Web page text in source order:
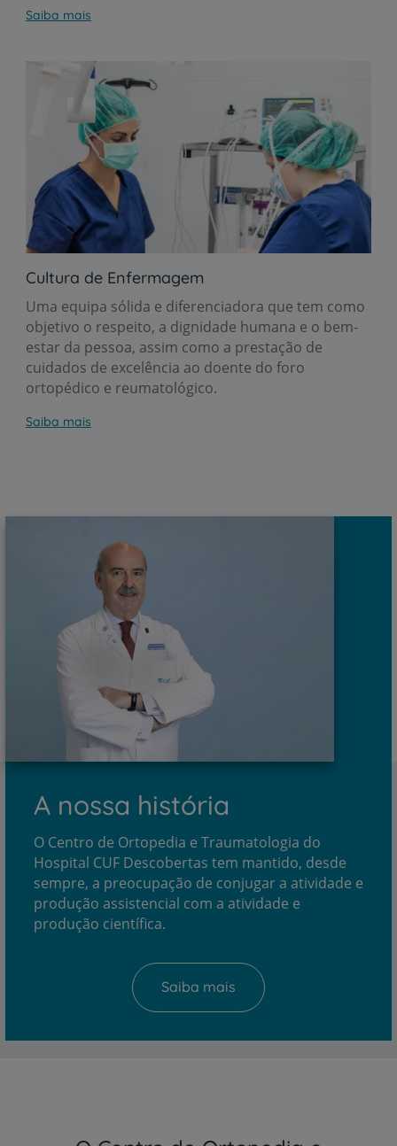
Saiba mais
Cultura de Enfermagem
Uma equipa sólida e diferenciadora que tem como
objetivo o respeito, a dignidade humana e o bem-
estar da pessoa, assim como a prestação de
cuidados de excelência ao doente do foro
ortopédico e reumatológico.
Saiba mais
A nossa história
O Centro de Ortopedia e Traumatologia do
Hospital CUF Descobertas tem mantido, desde
sempre, a preocupação de conjugar a atividade e
produção assistencial com a atividade e
produção científica.
Saiba mais